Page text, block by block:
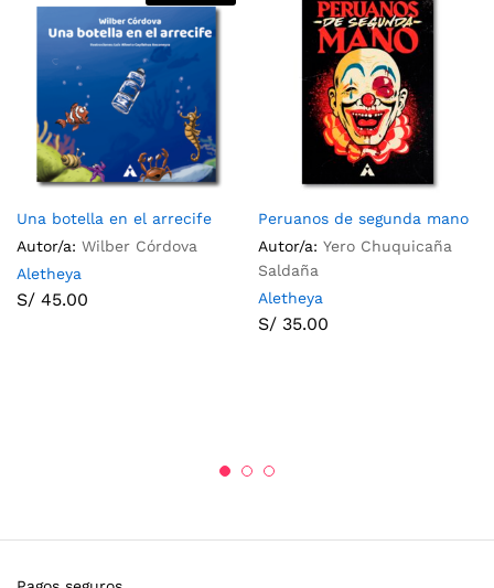
Una botella en el arrecife
Autor/a: Wilber Córdova
Aletheya
S/ 45.00
Peruanos de segunda mano
Autor/a: Yero Chuquicaña
Saldaña
Aletheya
S/ 35.00